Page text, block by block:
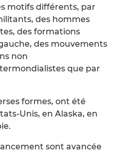
motifs différents, par
des hommes
des formations
des mouvements
non
que par
formes, ont été
Unis, en Alaska, en
sont avancée